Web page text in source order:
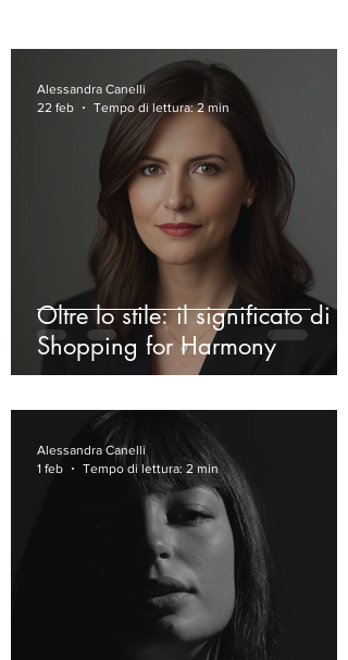
Oltre lo stile: il significato di
Shopping for Harmony
Alessandra Canelli
22 feb
Tempo di lettura: 2 min
Alessandra Canelli
1 feb
Tempo di lettura: 2 min